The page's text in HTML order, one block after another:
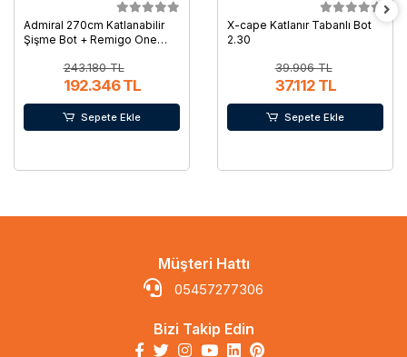
Admiral 270cm Katlanabilir
Şişme Bot + Remigo One
Motoru Seti243.180 TL
192.346 TL
Sepete Ekle
X-cape Katlanır Tabanlı Bot
2.30
39.906 TL
37.112 TL
Sepete Ekle
Müşteri Hattı
05457277306
Bizi Takip Edin